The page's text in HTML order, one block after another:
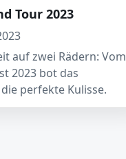
Tour 2023
auf zwei Rädern: Vom
2023 bot das
perfekte Kulisse.